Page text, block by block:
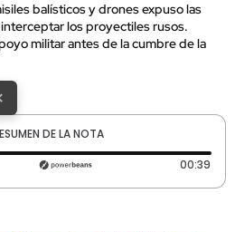
balísticos y drones expuso las
los proyectiles rusos.
militar antes de la cumbre de la
DE LA NOTA
0 segundos 00:39